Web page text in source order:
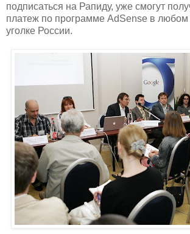
подписаться на Рапиду, уже смогут
платеж по программе AdSense в любом
уголке России.